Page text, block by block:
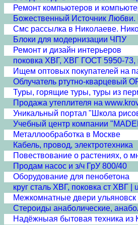
Ремонт компьютеров и
Божественный Источник Любви.
Смс рассылка в Николаеве.
Блоки для модернизации ЧПУ
Ремонт и дизайн интерьеров
поковка ХВГ, ХВГ ГОСТ 5950-73,
Ищем оптовых покупателей на
Облучатель ртутно-кварцевый
Туры, горящие туры, туры из
Продажа утеплителя на
Уникальный портал "Школа
Учебный центр компании
Металлообработка в Москве
Кабель, провод, электротехника
Повествование о растениях, о
Продам насос и з/ч ГрУ 800/40
Оборудование для пенобетона
круг сталь ХВГ, поковка ст ХВГ |
Межкомнатные двери
Стероиды анаболические,
Надёжныая бытовая техника из